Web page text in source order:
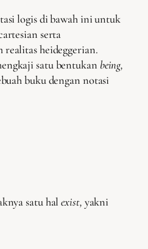
logis di bawah ini untuk
serta
realitas heideggerian.
satu bentukan being,
buku dengan notasi
satu halexist, yakni